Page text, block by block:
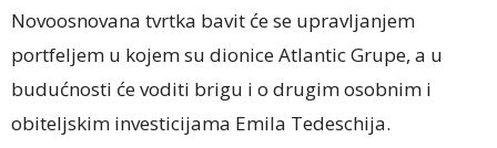
Novoosnovana tvrtka bavit će se upravljanjem
portfeljem u kojem su dionice Atlantic Grupe, a u
budućnosti će voditi brigu i o drugim osobnim i
obiteljskim investicijama Emila Tedeschija.